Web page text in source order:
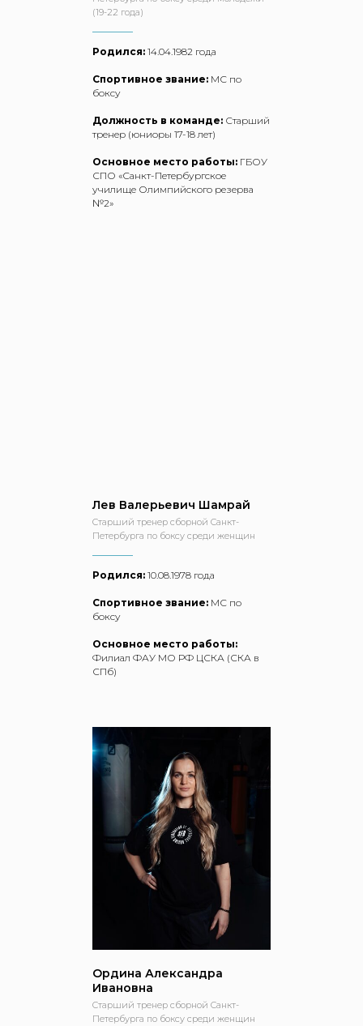
(19-22 года)
Родился: 14.04.1982 года
Спортивное звание: МС по
боксу
Должность в команде: Старший
тренер (юниоры 17-18 лет)
Основное место работы: ГБОУ
СПО «Санкт-Петербургское
училище Олимпийского резерва
№2»
Лев Валерьевич Шамрай
Старший тренер сборной Санкт-
Петербурга по боксу среди женщин
Родился: 10.08.1978 года
Спортивное звание: МС по
боксу
Основное место работы:
Филиал ФАУ МО РФ ЦСКА (СКА в
СПб)
Ордина Александра
Ивановна
Старший тренер сборной Санкт-
Петербурга по боксу среди женщин